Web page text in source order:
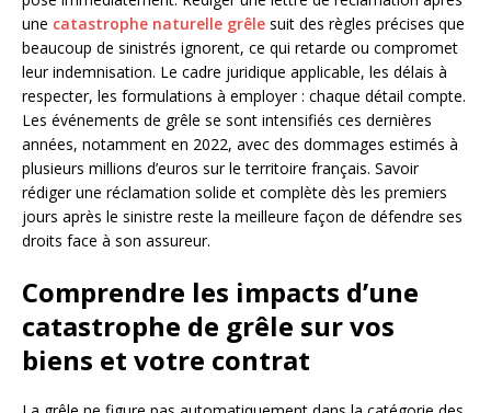
une catastrophe naturelle grêle suit des règles précises que
beaucoup de sinistrés ignorent, ce qui retarde ou compromet
leur indemnisation. Le cadre juridique applicable, les délais à
respecter, les formulations à employer : chaque détail compte.
Les événements de grêle se sont intensifiés ces dernières
années, notamment en 2022, avec des dommages estimés à
plusieurs millions d’euros sur le territoire français. Savoir
rédiger une réclamation solide et complète dès les premiers
jours après le sinistre reste la meilleure façon de défendre ses
droits face à son assureur.
Comprendre les impacts d’une
catastrophe de grêle sur vos
biens et votre contrat